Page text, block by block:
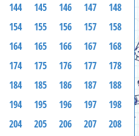
144 145 146 147
148
154 155 156 157
158
164 165 166 167
168
174 175 176 177
178
184 185 186 187
188
194 195 196 197
198
204 205 206 207
208